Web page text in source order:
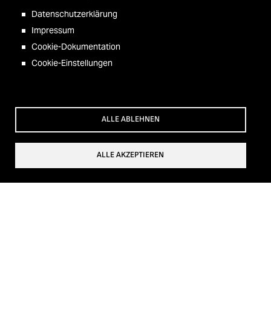
Datenschutzerklärung
Impressum
Cookie-Dokumentation
Cookie-Einstellungen
ALLE ABLEHNEN
ALLE AKZEPTIEREN